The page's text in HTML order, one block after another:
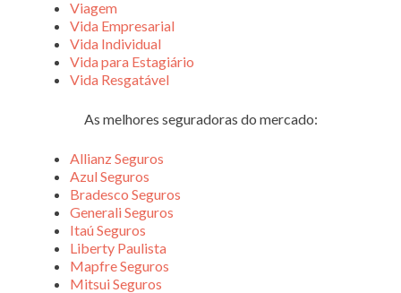
Viagem
Vida Empresarial
Vida Individual
Vida para Estagiário
Vida Resgatável
As melhores seguradoras do mercado:
Allianz Seguros
Azul Seguros
Bradesco Seguros
Generali Seguros
Itaú Seguros
Liberty Paulista
Mapfre Seguros
Mitsui Seguros